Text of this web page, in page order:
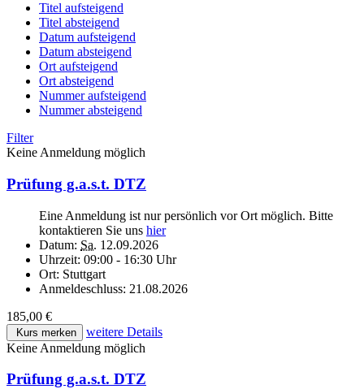
Titel aufsteigend
Titel absteigend
Datum aufsteigend
Datum absteigend
Ort aufsteigend
Ort absteigend
Nummer aufsteigend
Nummer absteigend
Filter
Keine Anmeldung möglich
Prüfung g.a.s.t. DTZ
Eine Anmeldung ist nur persönlich vor Ort möglich. Bitte
kontaktieren Sie uns hier
Datum: Sa. 12.09.2026
Uhrzeit: 09:00 - 16:30 Uhr
Ort: Stuttgart
Anmeldeschluss: 21.08.2026
185,00 €
Kurs merken
weitere Details
Keine Anmeldung möglich
Prüfung g.a.s.t. DTZ